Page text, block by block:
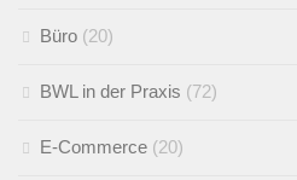
Büro (20)
BWL in der Praxis (72)
E-Commerce (20)